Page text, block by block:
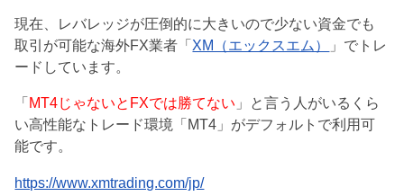
現在、レバレッジが圧倒的に大きいので少ない資金でも
取引が可能な海外FX業者「XM（エックスエム）
」でトレ
ードしています。
「 MT4じゃないとFXでは勝てない 」と言う人がいるくら
い高性能なトレード環境「MT4」がデフォルトで利用可
能です。
https://www.xmtrading.com/jp/